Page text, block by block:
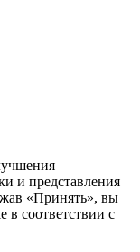
и представления
«Принять», вы
в соответствии с